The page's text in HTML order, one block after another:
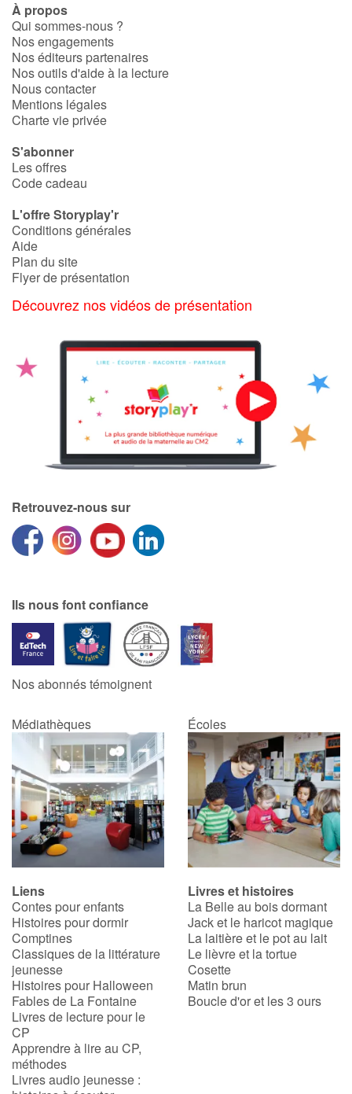
À propos
Qui sommes-nous ?
Nos engagements
Nos éditeurs partenaires
Nos outils d'aide à la lecture
Nous contacter
Mentions légales
Charte vie privée
S'abonner
Les offres
Code cadeau
L'offre Storyplay'r
Conditions générales
Aide
Plan du site
Flyer de présentation
Découvrez nos vidéos de présentation
Retrouvez-nous sur
Ils nous font confiance
Nos abonnés témoignent
Médiathèques Écoles
Liens
Contes pour enfants
Histoires pour dormir
Comptines
Classiques de la littérature
jeunesse
Histoires pour Halloween
Fables de La Fontaine
Livres de lecture pour le
CP
Apprendre à lire au CP,
méthodes
Livres audio jeunesse :
Livres et histoires
La Belle au bois dormant
Jack et le haricot magique
La laitière et le pot au lait
Le lièvre et la tortue
Cosette
Matin brun
Boucle d'or et les 3 ours